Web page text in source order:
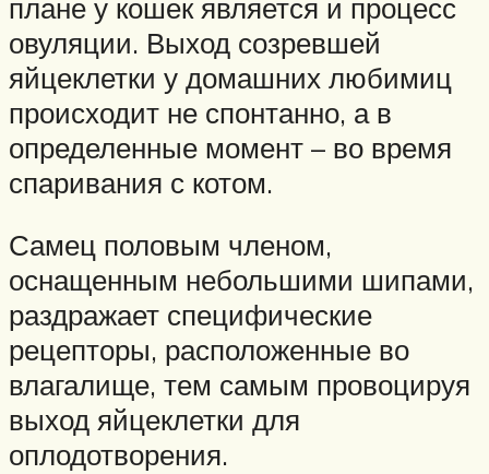
плане у кошек является и процесс
овуляции. Выход созревшей
яйцеклетки у домашних любимиц
происходит не спонтанно, а в
определенные момент – во время
спаривания с котом.
Самец половым членом,
оснащенным небольшими шипами,
раздражает специфические
рецепторы, расположенные во
влагалище, тем самым провоцируя
выход яйцеклетки для
оплодотворения.